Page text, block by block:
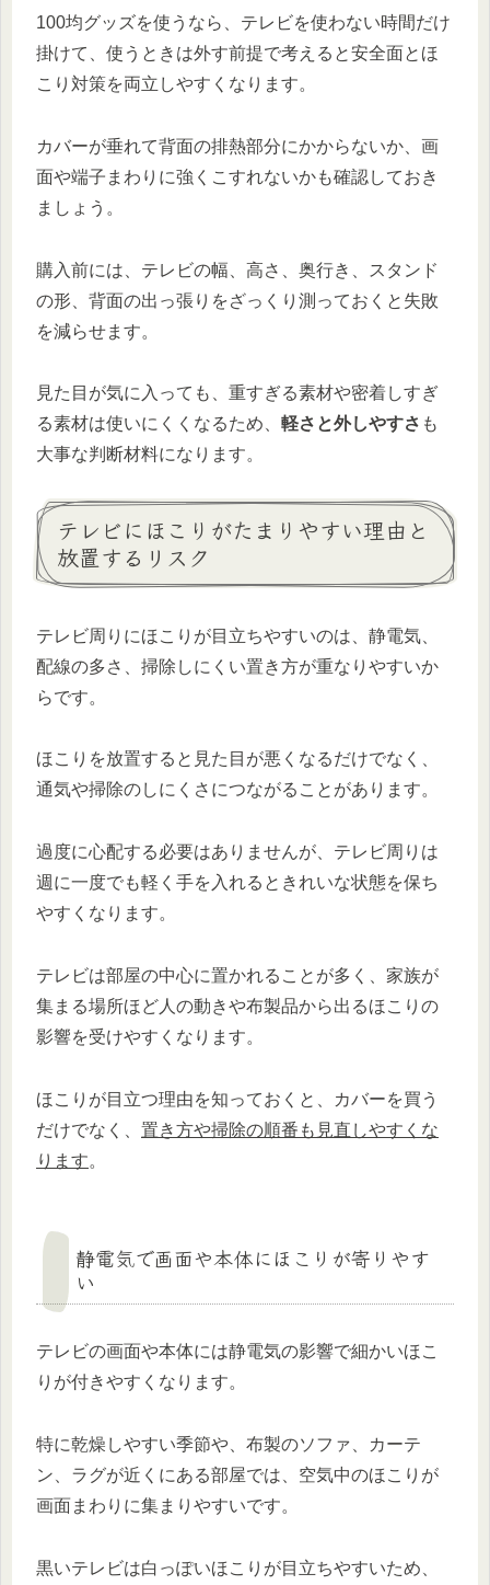
100均グッズを使うなら、テレビを使わない時間だけ
掛けて、使うときは外す前提で考えると安全面とほ
こり対策を両立しやすくなります。
カバーが垂れて背面の排熱部分にかからないか、画
面や端子まわりに強くこすれないかも確認しておき
ましょう。
購入前には、テレビの幅、高さ、奥行き、スタンド
の形、背面の出っ張りをざっくり測っておくと失敗
を減らせます。
見た目が気に入っても、重すぎる素材や密着しすぎ
る素材は使いにくくなるため、 軽さと外しやすさ も
大事な判断材料になります。
テレビにほこりがたまりやすい理由と
放置するリスク
テレビ周りにほこりが目立ちやすいのは、静電気、
配線の多さ、掃除しにくい置き方が重なりやすいか
らです。
ほこりを放置すると見た目が悪くなるだけでなく、
通気や掃除のしにくさにつながることがあります。
過度に心配する必要はありませんが、テレビ周りは
週に一度でも軽く手を入れるときれいな状態を保ち
やすくなります。
テレビは部屋の中心に置かれることが多く、家族が
集まる場所ほど人の動きや布製品から出るほこりの
影響を受けやすくなります。
ほこりが目立つ理由を知っておくと、カバーを買う
だけでなく、 置き方や掃除の順番も見直しやすくな
ります。
静電気で画面や本体にほこりが寄りやす
い
テレビの画面や本体には静電気の影響で細かいほこ
りが付きやすくなります。
特に乾燥しやすい季節や、布製のソファ、カーテ
ン、ラグが近くにある部屋では、空気中のほこりが
画面まわりに集まりやすいです。
黒いテレビは白っぽいほこりが目立ちやすいため、